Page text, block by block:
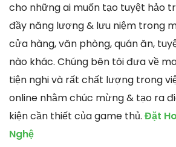
cho những ai muốn tạo tuyệt hảo
đầy năng lượng & lưu niệm trong
cửa hàng, văn phòng, quán ăn,
nào khác. Chúng bên tôi đưa về
tiện nghi và rất chất lượng trong
online nhằm chúc mừng & tạo ra
kiện cần thiết của game thủ. Đặt
Nghệ